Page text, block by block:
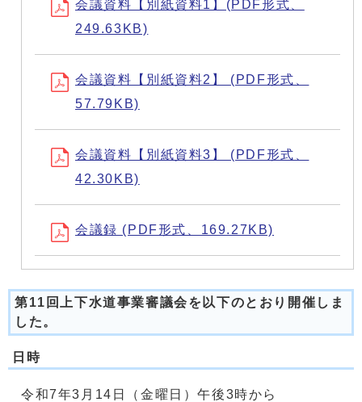
会議資料【別紙資料1】(PDF形式、
249.63KB)
会議資料【別紙資料2】 (PDF形式、
57.79KB)
会議資料【別紙資料3】 (PDF形式、
42.30KB)
会議録 (PDF形式、169.27KB)
第11回上下水道事業審議会を以下のとおり開催しま
した。
日時
令和7年3月14日（金曜日）午後3時から